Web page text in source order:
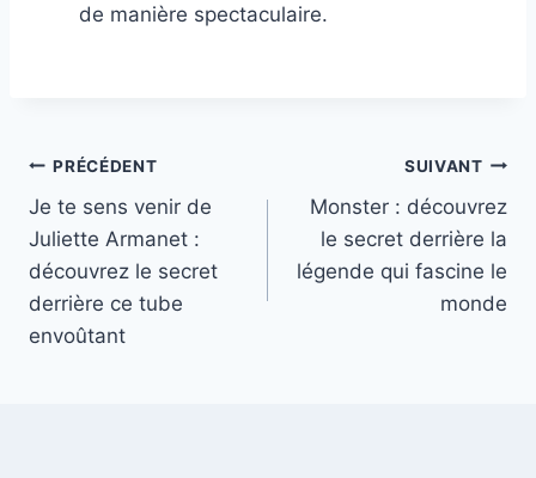
de manière spectaculaire.
Navigation
de
l’article
PRÉCÉDENT
Je te sens venir de
Juliette Armanet :
découvrez le secret
derrière ce tube
envoûtant
SUIVANT
Monster : découvrez
le secret derrière la
légende qui fascine le
monde